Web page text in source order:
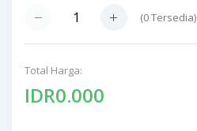
(0Tersedia)
Total Harga:
IDR0.000